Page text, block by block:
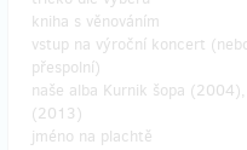
kniha s věnováním
vstup na výroční koncert
přespolní)
naše alba Kurnik šopa
(2013)
jméno na plachtě